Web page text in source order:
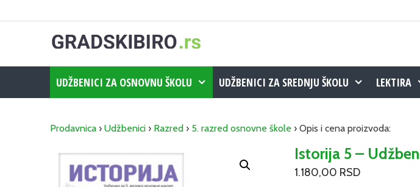
UDŽBENICI ZA OSNOVNU ŠKOLU UDŽBENICI ZA SREDNJU ŠKOLU LEKTIRA
Prodavnica › Udžbenici › Razred › 5. razred osnovne škole › Opis i cena proizvoda:
Istorija 5 –
1.180,00 RSD